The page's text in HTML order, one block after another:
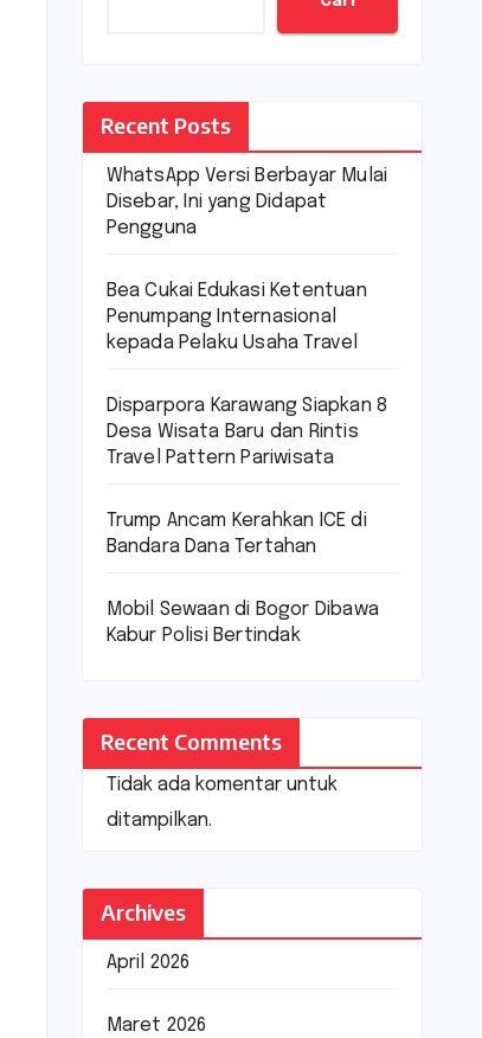
Recent Posts
WhatsApp Versi Berbayar Mulai
Disebar, Ini yang Didapat
Pengguna
Bea Cukai Edukasi Ketentuan
Penumpang Internasional
kepada Pelaku Usaha Travel
Disparpora Karawang Siapkan 8
Desa Wisata Baru dan Rintis
Travel Pattern Pariwisata
Trump Ancam Kerahkan ICE di
Bandara Dana Tertahan
Mobil Sewaan di Bogor Dibawa
Kabur Polisi Bertindak
Recent Comments
Tidak ada komentar untuk
ditampilkan.
Archives
April 2026
Maret 2026